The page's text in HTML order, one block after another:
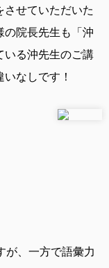
させていただいた
の院長先生も「沖
いる沖先生のご講
なしです！
が、一方で語彙力